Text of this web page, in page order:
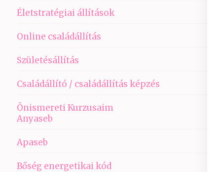
Életstratégiai állítások
Online családállítás
Születésállítás
Családállító / családállítás képzés
Önismereti Kurzusaim
Anyaseb
Apaseb
Bőség energetikai kód